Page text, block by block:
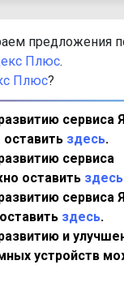
предложения
Плюс.
Плюс?
сервиса
здесь.
сервиса
оставить здесь
сервиса
здесь.
и
устройств